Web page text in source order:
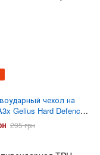
чехол на
Gelius Hard Defence
Черный
295 грн